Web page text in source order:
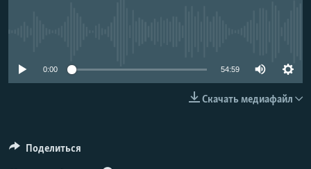
СОЦИАЛЬНЫЕ СЕТИ
0:00 54:59
Скачать медиафайл
Поделиться